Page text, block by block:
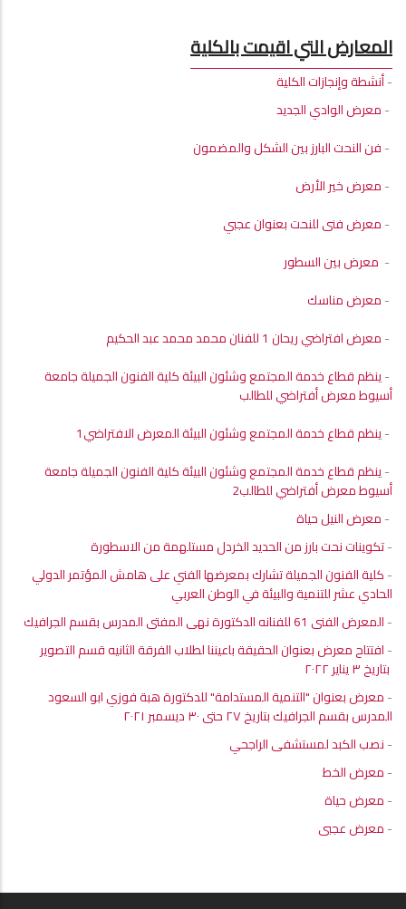
المعارض التي اقيمت بالكلية
-أنشطة وإنجازات الكلية
-معرض الوادي الجديد
-فن النحت البارز بين الشكل والمضمون
-معرض خير الأرض
-معرض فنى للنحت بعنوان عجبي
- معرض بين السطور
-معرض مناسك
-معرض افتراضي ريحان 1 للفنان محمد محمد عبد الحكيم
-ينظم قطاع خدمة المجتمع وشئون البيئة كلية الفنون الجميلة جامعة
أسيوط معرض أفتراضي للطالب
-ينظم قطاع خدمة المجتمع وشئون البيئة المعرض الافتراضي1
-ينظم قطاع خدمة المجتمع وشئون البيئة كلية الفنون الجميلة جامعة
أسيوط معرض أفتراضي للطالب2
-معرض النيل حياة
-تكوينات نحت بارز من الحديد الخردل مستلهمة من الاسطورة
-كلية الفنون الجميلة تشارك بمعرضها الفني على هامش المؤتمر الدولي
الحادي عشر للتنمية والبيئة في الوطن العربي
-المعرض الفنى 61 للفنانه الدكتورة نهى المفتى المدرس بقسم الجرافيك
-افتتاح معرض بعنوان الحقيقة باعيننا لطلاب الفرقة الثانيه قسم التصوير
بتاريخ ٣ يناير ٢٠٢٢
-معرض بعنوان "التنمية المستدامة" للدكتورة هبة فوزي ابو السعود
المدرس بقسم الجرافيك بتاريخ ٢٧ حتى ٣٠ ديسمبر ٢٠٢١
-نصب الكبد لمستشفى الراجحي
-معرض الخط
-معرض حياة
-معرض عجبى